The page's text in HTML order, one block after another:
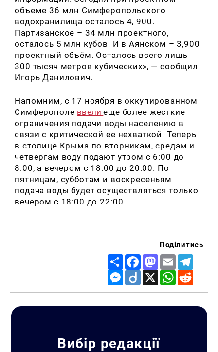
объеме 36 млн Симферопольского
водохранилища осталось 4, 900.
Партизанское – 34 млн проектного,
осталось 5 млн кубов. И в Аянском – 3,900
проектный объём. Осталось всего лишь
300 тысяч метров кубических», — сообщил
Игорь Данилович.
Напомним, с 17 ноября в оккупированном
Симферополе ввелиеще более жесткие
ограничения подачи воды населению в
связи с критической ее нехваткой. Теперь
в столице Крыма по вторникам, средам и
четвергам воду подают утром с 6:00 до
8:00, а вечером с 18:00 до 20:00. По
пятницам, субботам и воскресеньям
подача воды будет осуществляться только
вечером с 18:00 до 22:00.
Поділитись
Share FacebookMastodon
Email
Messenger
Diigo X WhatsApp
Вибір редакції